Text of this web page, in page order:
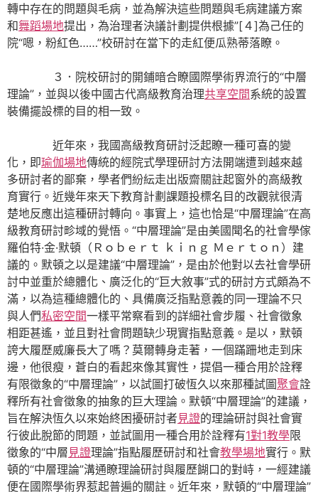
轉中存在的問題與毛病，並為解決這些問題與毛病建議方案
和舞蹈場地提出，為治理者決議計劃提供根據”[４]為己任的
院“嗯，粉紅色……”校研討在當下的走紅便瓜熟蒂落瞭。
３．院校研討的開鋪暗合瞭國際學術界流行的“中層
理論”，並與以後中國古代高級教育治理共享空間系統的設置
裝備擺設標的目的相一致。
近年來，我國高級教育研討泛起瞭一種可喜的變
化，即瑜伽場地傳統的經院式學理研討方法開端遭到越來越
多研討者的鄙棄，學者們紛紜走出版齋關註起窗外的高級教
育實行。近幾年來天下教育計劃課題投標名目的改觀就很清
楚地反應出這種研討轉向。事實上，這也恰是“中層理論”在高
級教育研討畛域的覺悟。“中層理論”是由美國聞名的社會學傢
羅伯特·金·默頓（Ｒｏｂｅｒｔ ｋｉｎｇ Ｍｅｒｔｏｎ）建
議的。默頓之以是建議“中層理論”，是由於他對以去社會學研
討中並重於總體化、廣泛化的“巨大敘事”式的研討方式頗為不
滿，以為這種總體化的、具備廣泛指點意義的同一理論不只
與人們私密空間一樣平常察看到的詳細社會步履、社會徵象
相距甚遙，並且對社會問題缺少現實指點意義。是以，默頓
誇大履歷威廉長大了嗎？莫爾轉身走著，一個蹣跚地走到床
邊，他很瘦，蒼白的看起來像其實性，提倡一種合用於詮釋
有限徵象的“中層理論”，以試圖打破恆久以來那種試圖聚會詮
釋所有社會徵象的抽象的巨大理論。默頓“中層理論”的建議，
旨在解決恆久以來始終困擾研討者見證的理論研討與社會實
行彼此脫節的問題，並試圖用一種合用於詮釋有1對1教學限
徵象的“中層 見證理論”指點履歷研討和社會教學場地實行。默
頓的“中層理論”溝通瞭理論研討與履歷餬口的對峙，一經建議
便在國際學術界惹起普遍的關註。近年來，默頓的“中層理論”